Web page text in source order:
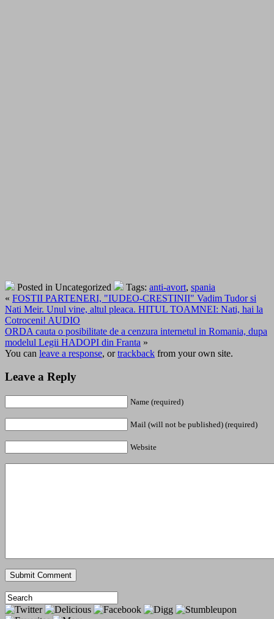
Posted in Uncategorized Tags: anti-avort, spania
« FOSTII PARTENERI, "IUDEO-CRESTINII" Vadim Tudor si
Nati Meir. Unul vine, altul pleaca. HITUL TOAMNEI: Nati, hai la
Cotroceni! AUDIO
ORDA cauta o posibilitate de a cenzura internetul in Romania, dupa
modelul Legii HADOPI din Franta »
You can leave a response, ortrackback from your own site.
Leave a Reply
Name (required)
Mail (will not be published) (required)
Website